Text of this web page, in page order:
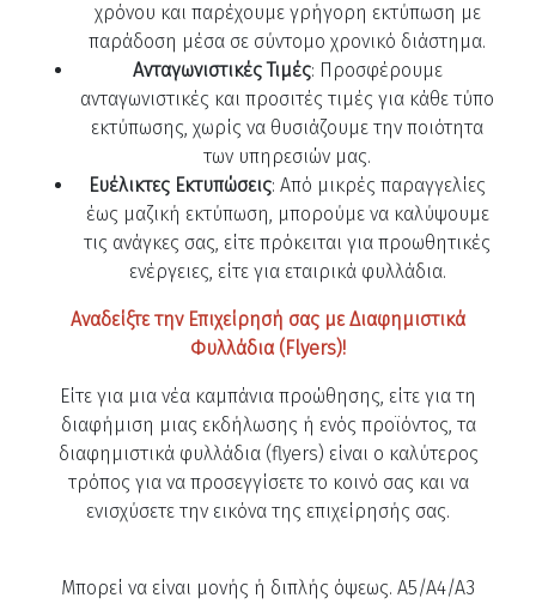
χρόνου και παρέχουμε γρήγορη εκτύπωση με
παράδοση μέσα σε σύντομο χρονικό διάστημα.
Ανταγωνιστικές Τιμές: Προσφέρουμε
ανταγωνιστικές και προσιτές τιμές για κάθε τύπο
εκτύπωσης, χωρίς να θυσιάζουμε την ποιότητα
των υπηρεσιών μας.
Ευέλικτες Εκτυπώσεις: Από μικρές παραγγελίες
έως μαζική εκτύπωση, μπορούμε να καλύψουμε
τις ανάγκες σας, είτε πρόκειται για προωθητικές
ενέργειες, είτε για εταιρικά φυλλάδια.
Αναδείξτε την Επιχείρησή σας με Διαφημιστικά
Φυλλάδια (Flyers)!
Είτε για μια νέα καμπάνια προώθησης, είτε για τη
διαφήμιση μιας εκδήλωσης ή ενός προϊόντος, τα
διαφημιστικά φυλλάδια (flyers) είναι ο καλύτερος
τρόπος για να προσεγγίσετε το κοινό σας και να
ενισχύσετε την εικόνα της επιχείρησής σας.
Μπορεί να είναι μονής ή διπλής όψεως. A5/A4/A3